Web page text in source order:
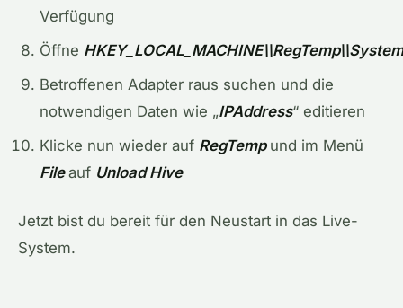
Verfügung
Öffne
Betroffenen Adapter raus suchen und die
notwendigen Daten wie „IPAddress“ editieren
Klicke nun wieder auf RegTemp und im Menü
Fileauf Unload Hive
Jetzt bist du bereit für den Neustart in das Live-
System.